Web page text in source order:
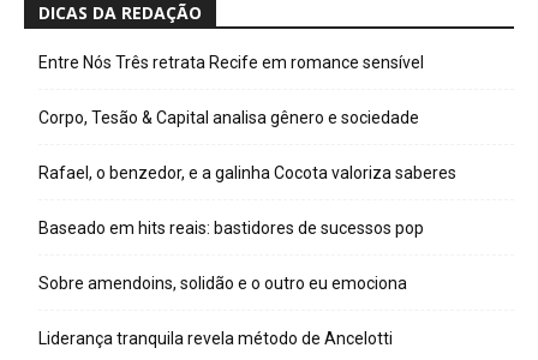
DICAS DA REDAÇÃO
Entre Nós Três retrata Recife em romance sensível
Corpo, Tesão & Capital analisa gênero e sociedade
Rafael, o benzedor, e a galinha Cocota valoriza saberes
Baseado em hits reais: bastidores de sucessos pop
Sobre amendoins, solidão e o outro eu emociona
Liderança tranquila revela método de Ancelotti